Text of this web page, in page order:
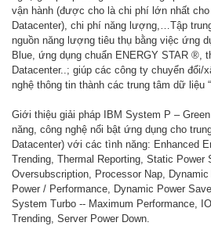
vận hành (được cho là chi phí lớn nhất
Datacenter), chi phí năng lượng,…Tập
nguồn năng lượng tiêu thụ bằng việc ứng
Blue, ứng dụng chuẩn ENERGY STAR ®,
Datacenter..; giúp các công ty chuyển đổi/
nghệ thông tin thành các trung tâm dữ liệu
Giới thiệu giải pháp IBM System P –
năng, công nghệ nổi bật ứng dụng cho
Datacenter) với các tình năng: Enhanced
Trending, Thermal Reporting, Static Power
Oversubscription, Processor Nap,
Power / Performance, Dynamic Power
System Turbo -- Maximum Performance,
Trending, Server Power Down.